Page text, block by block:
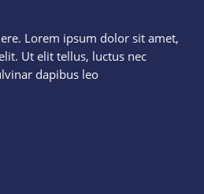
here. Lorem ipsum dolor sit amet,
elit. Ut elit tellus, luctus nec
dapibus leo.​